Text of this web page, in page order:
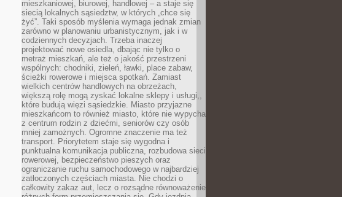
mieszkaniowej, biurowej, handlowej – a staje się
siecią lokalnych sąsiedztw, w których „chce się
żyć”. Taki sposób myślenia wymaga jednak zmian
zarówno w planowaniu urbanistycznym, jak i w
codziennych decyzjach. Trzeba inaczej
projektować nowe osiedla, dbając nie tylko o
metraż mieszkań, ale też o jakość przestrzeni
wspólnych: chodniki, zieleń, ławki, place zabaw,
ścieżki rowerowe i miejsca spotkań. Zamiast
wielkich centrów handlowych na obrzeżach,
większą rolę mogą zyskać lokalne sklepy i usługi,,
które budują więzi sąsiedzkie. Miasto przyjazne
mieszkańcom to również miasto, które nie wypycha
z centrum rodzin z dziećmi, seniorów czy osób
mniej zamożnych. Ogromne znaczenie ma też
transport. Priorytetem staje się wygodna i
punktualna komunikacja publiczna, rozbudowa sieci
rowerowej, bezpieczeństwo pieszych oraz
ograniczanie ruchu samochodowego w najbardziej
zatłoczonych częściach miasta. Nie chodzi o
całkowity zakaz aut, lecz o rozsądne równoważenie